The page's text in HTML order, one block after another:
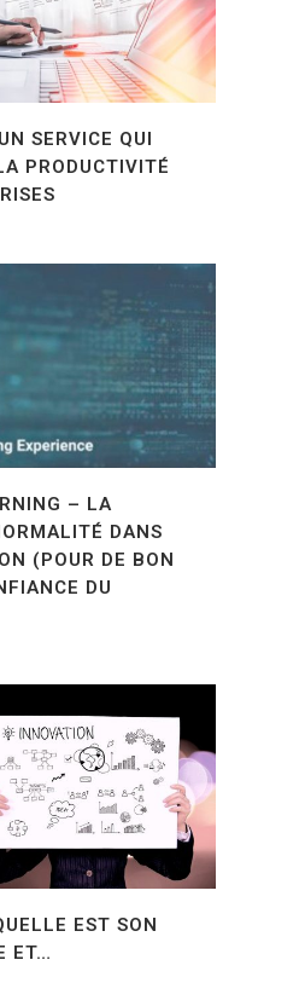
SERVICE QUI
PRODUCTIVITÉ
– LA
DANS
(POUR DE BON
DU
EST SON
ET…